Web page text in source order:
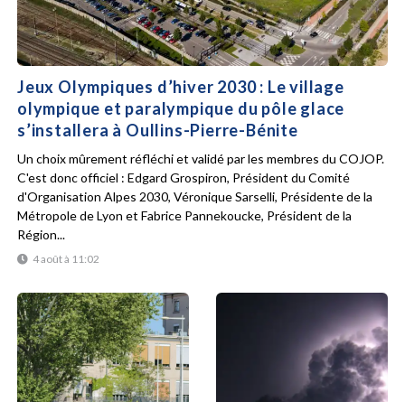
Jeux Olympiques d’hiver 2030 : Le village
olympique et paralympique du pôle glace
s’installera à Oullins-Pierre-Bénite
4 août à 11:02
Un choix mûrement réfléchi et validé par les membres du COJOP.
C'est donc officiel : Edgard Grospiron, Président du Comité
d'Organisation Alpes 2030, Véronique Sarselli, Présidente de la
Métropole de Lyon et Fabrice Pannekoucke, Président de la
Région...